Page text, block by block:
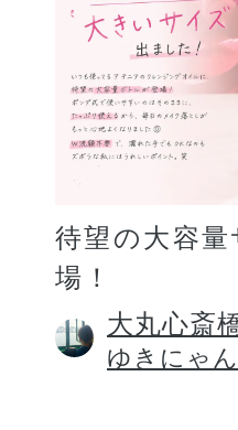
待望の大容
場！
大丸心斎
ゆきにゃん